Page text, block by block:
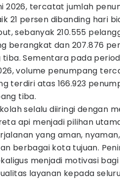
2026, tercatat jumlah
21 persen dibanding hari
sebanyak 210.555
berangkat dan 207.876
Sementara pada
volume penumpang
terdiri atas 166.923
tiba.
selalu diiringi dengan
api menjadi pilihan
yang aman,
berbagai kota tujuan.
menjadi motivasi
layanan kepada